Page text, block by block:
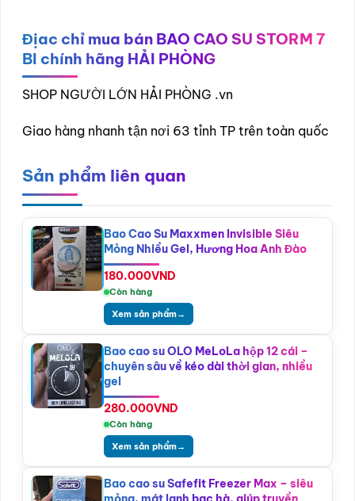
Địac chỉ mua bán BAO CAO SU STORM 7
BI chính hãng HẢI PHÒNG
SHOP NGƯỜI LỚN HẢI PHÒNG .vn
Giao hàng nhanh tận nơi 63 tỉnh TP trên toàn quốc
Sản phẩm liên quan
Bao Cao Su Maxxmen Invisible Siêu
Mỏng Nhiều Gel, Hương Hoa Anh Đào
180.000VND
Còn hàng
Xem sản phẩm→
Bao cao su OLO MeLoLa hộp 12 cái –
chuyên sâu về kéo dài thời gian, nhiều
gel
280.000VND
Còn hàng
Xem sản phẩm→
Bao cao su Safefit Freezer Max – siêu